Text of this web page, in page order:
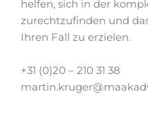
helfen, sich in der
zurechtzufinden und
Ihren Fall zu erzielen.
+31 (0)20 – 210 31 38